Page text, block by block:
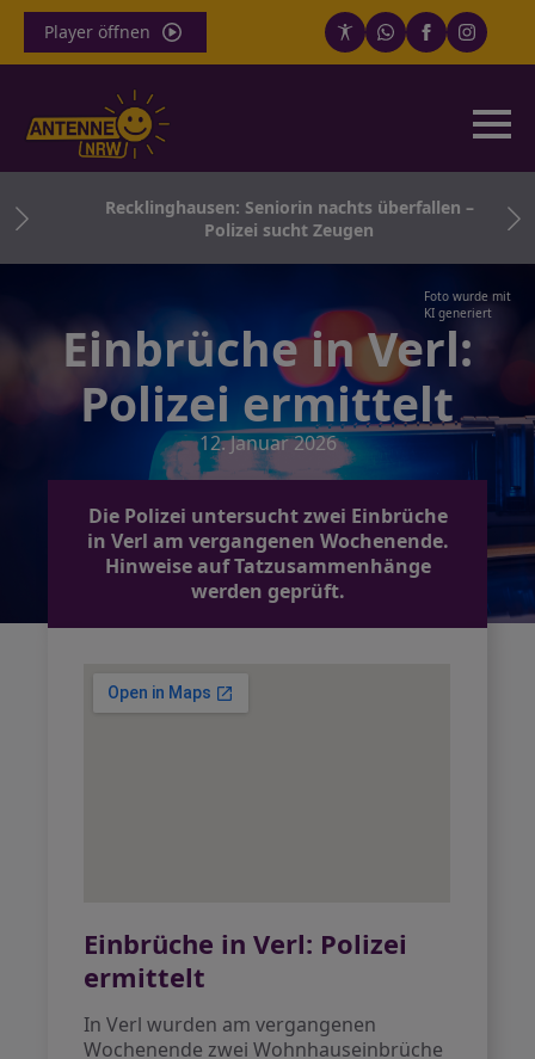
Player öffnen
Recklinghausen: Seniorin nachts überfallen –
Polizei sucht Zeugen
Foto wurde mit
KI generiert
Einbrüche in Verl:
Polizei ermittelt
12. Januar 2026
Die Polizei untersucht zwei Einbrüche
in Verl am vergangenen Wochenende.
Hinweise auf Tatzusammenhänge
werden geprüft.
Einbrüche in Verl: Polizei
ermittelt
In Verl wurden am vergangenen
Wochenende zwei Wohnhauseinbrüche